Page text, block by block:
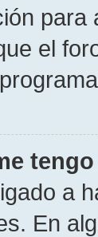
para
el
a
En